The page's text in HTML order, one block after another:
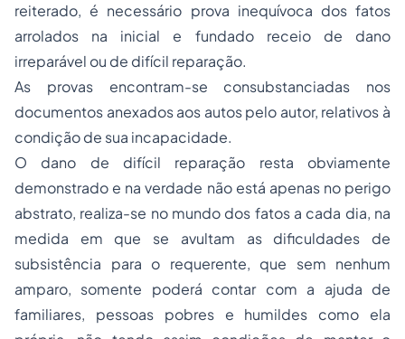
reiterado, é necessário prova inequívoca dos fatos
arrolados na inicial e fundado receio de dano
irreparável ou de difícil reparação.
As provas encontram-se consubstanciadas nos
documentos anexados aos autos pelo autor, relativos à
condição de sua incapacidade.
O dano de difícil reparação resta obviamente
demonstrado e na verdade não está apenas no perigo
abstrato, realiza-se no mundo dos fatos a cada dia, na
medida em que se avultam as dificuldades de
subsistência para o requerente, que sem nenhum
amparo, somente poderá contar com a ajuda de
familiares, pessoas pobres e humildes como ela